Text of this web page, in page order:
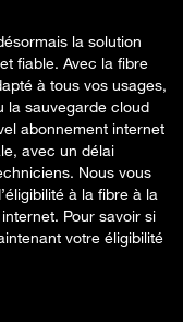
la solution
fiable. Avec la fibre
à tous vos usages,
la sauvegarde cloud
abonnement internet
avec un délai
Nous vous
à la fibre à la
Pour savoir si
votre éligibilité